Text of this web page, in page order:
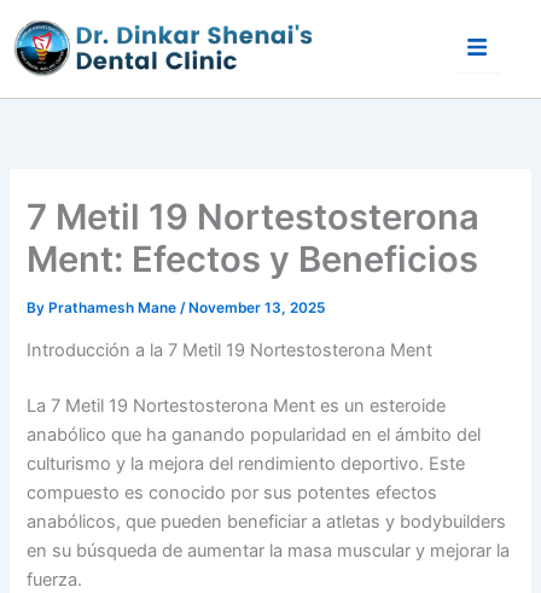
to
content
7 Metil 19 Nortestosterona
Ment: Efectos y Beneficios
ByPrathamesh Mane/November 13, 2025
Introducción a la 7 Metil 19 Nortestosterona Ment
La 7 Metil 19 Nortestosterona Ment es un esteroide
anabólico que ha ganando popularidad en el ámbito del
culturismo y la mejora del rendimiento deportivo. Este
compuesto es conocido por sus potentes efectos
anabólicos, que pueden beneficiar a atletas y bodybuilders
en su búsqueda de aumentar la masa muscular y mejorar la
fuerza.